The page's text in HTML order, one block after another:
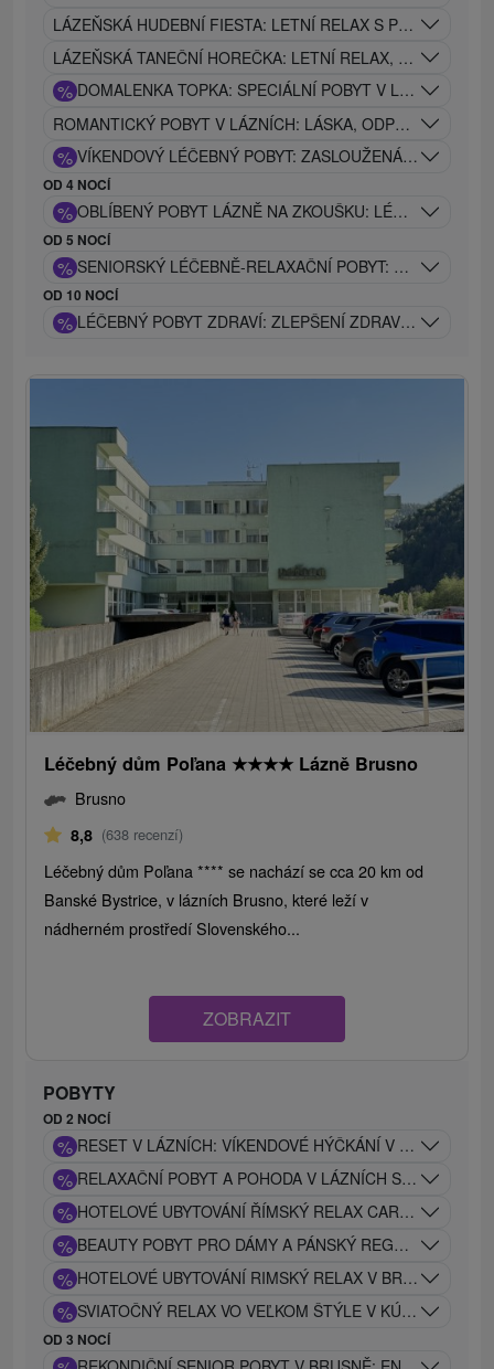
LÁZEŇSKÁ HUDEBNÍ FIESTA: LETNÍ RELAX S
LÁZEŇSKÁ TANEČNÍ HOREČKA: LETNÍ RELAX, LÉČIVÉ
% DOMALENKA TOPKA: SPECIÁLNÍ POBYT V LÁZNÍCH V
ROMANTICKÝ POBYT V LÁZNÍCH: LÁSKA, ODPOČINEK A
% VÍKENDOVÝ LÉČEBNÝ POBYT: ZASLOUŽENÁ
OD 4 NOCÍ
% OBLÍBENÝ POBYT LÁZNĚ NA ZKOUŠKU: LÉČEBNÝ
OD 5 NOCÍ
% SENIORSKÝ LÉČEBNĚ-RELAXAČNÍ POBYT: ZLATÉ DNY
OD 10 NOCÍ
% LÉČEBNÝ POBYT ZDRAVÍ: ZLEPŠENÍ ZDRAVOTNÍHO
Léčebný dům Poľana ★★★★ Lázně Brusno
Brusno
8,8 (638 recenzí)
Léčebný dům Poľana **** se nachází se cca 20 km od
Banské Bystrice, v lázních Brusno, které leží v
nádherném prostředí Slovenského...
ZOBRAZIT
POBYTY
OD 2 NOCÍ
% RESET V LÁZNÍCH: VÍKENDOVÉ HÝČKÁNÍ V CARACALLA
% RELAXAČNÍ POBYT A POHODA V LÁZNÍCH SE SLEVOU
% HOTELOVÉ UBYTOVÁNÍ ŘÍMSKÝ RELAX CARACALLA
% BEAUTY POBYT PRO DÁMY A PÁNSKÝ REGENERAČNÍ
% HOTELOVÉ UBYTOVÁNÍ RIMSKÝ RELAX V BRUSNĚ:
% SVIATOČNÝ RELAX VO VEĽKOM ŠTÝLE V KÚPEĽOCH
OD 3 NOCÍ